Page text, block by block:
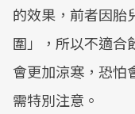
的效果，前者因胎
圍」，所以不適合
會更加涼寒，恐怕
需特別注意。